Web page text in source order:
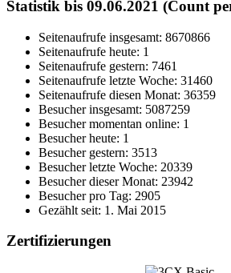
Statistik bis 09.06.2021 (Count
Seitenaufrufe insgesamt: 8670866
Seitenaufrufe heute: 1
Seitenaufrufe gestern: 7461
Seitenaufrufe letzte Woche: 31460
Seitenaufrufe diesen Monat: 36359
Besucher insgesamt: 5087259
Besucher momentan online: 1
Besucher heute: 1
Besucher gestern: 3513
Besucher letzte Woche: 20339
Besucher dieser Monat: 23942
Besucher pro Tag: 2905
Gezählt seit: 1. Mai 2015
Zertifizierungen